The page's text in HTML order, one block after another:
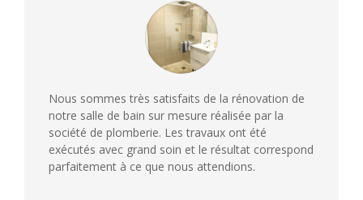
Nous sommes très satisfaits de la rénovation de
notre salle de bain sur mesure réalisée par la
société de plomberie. Les travaux ont été
exécutés avec grand soin et le résultat correspond
parfaitement à ce que nous attendions.